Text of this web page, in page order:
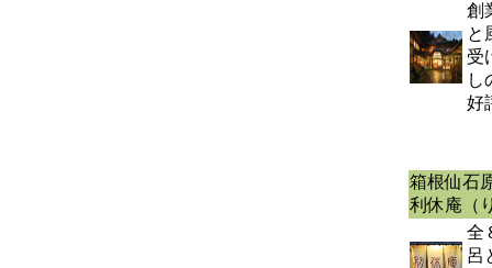
創
と
受
し
好
箱根仙
利休庵（
全
呂